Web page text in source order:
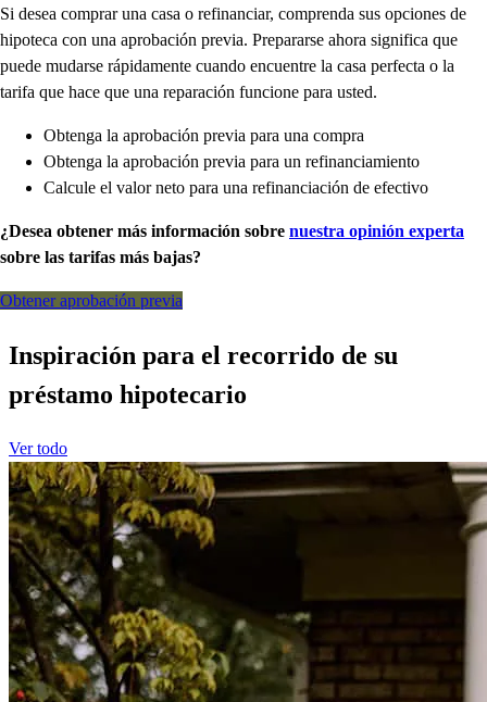
Si desea comprar una casa o refinanciar, comprenda sus opciones de
hipoteca con una aprobación previa. Prepararse ahora significa que
puede mudarse rápidamente cuando encuentre la casa perfecta o la
tarifa que hace que una reparación funcione para usted.
Obtenga la aprobación previa para una compra
Obtenga la aprobación previa para un refinanciamiento
Calcule el valor neto para una refinanciación de efectivo
¿Desea obtener más información sobre nuestra opinión experta
sobre las tarifas más bajas?
Obtener aprobación previa
Inspiración para el recorrido de su
préstamo hipotecario
Ver todo